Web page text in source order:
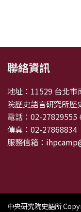
聯絡資訊
地址：11529 台北
院歷史語言研究所歷
電話：02-27829555
傳真：02-27868834
服務信箱：
中央研究院史語所